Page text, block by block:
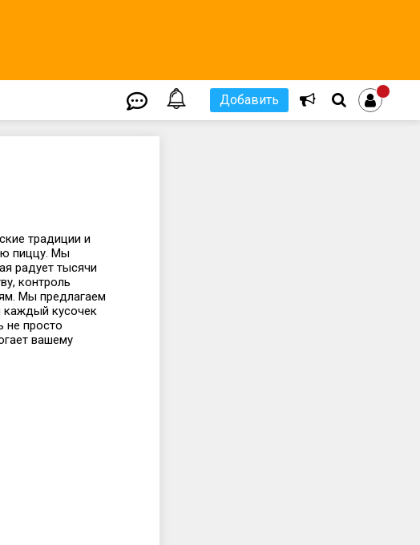
Добавить
традиции и
пиццу. Мы
радует тысячи
контроль
Мы предлагаем
кусочек
не просто
вашему